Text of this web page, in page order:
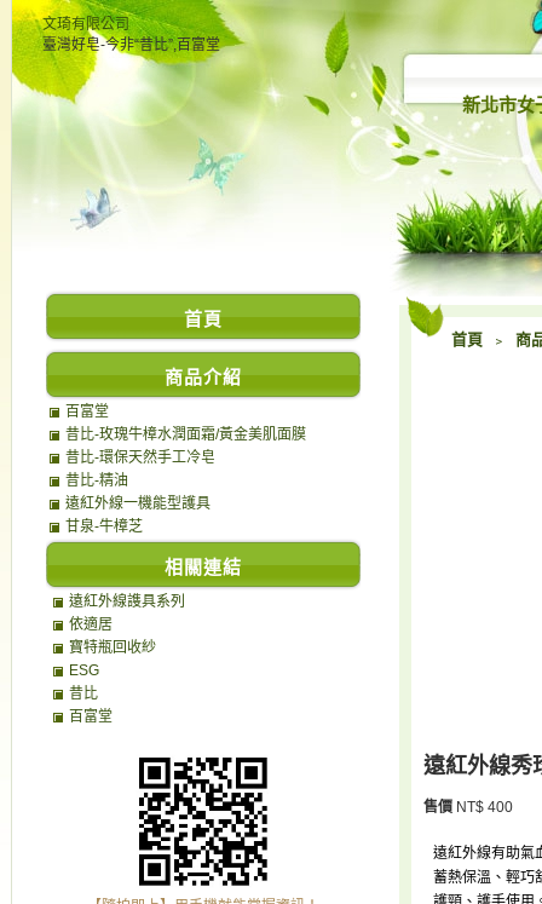
文琦有限公司
臺灣好皂-今非“昔比”,百富堂
新北市女
首頁 ﹥ 商
遠紅外線秀
售價 NT$ 400
遠紅外線有助氣
蓄熱保溫、輕巧
首頁
商品介紹
百富堂
昔比-玫瑰牛樟水潤面霜/黃金美肌面膜
昔比-環保天然手工冷皂
昔比-精油
遠紅外線一機能型護具
甘泉-牛樟芝
相關連結
遠紅外線謢具系列
依適居
寶特瓶回收紗
ESG
昔比
百富堂